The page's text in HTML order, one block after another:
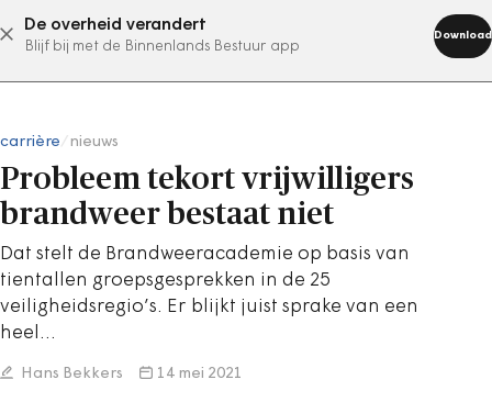
De overheid verandert
Blijf bij met de Binnenlands Bestuur app
Download
abonneer nu
carrière nieuws
Probleem tekort vrijwilligers
brandweer bestaat niet
Dat stelt de Brandweeracademie op basis van
tientallen groepsgesprekken in de 25
veiligheidsregio’s. Er blijkt juist sprake van een
heel…
Hans Bekkers 14 mei 2021